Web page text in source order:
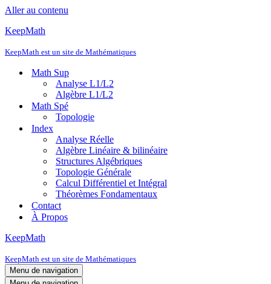
Aller au contenu
KeepMath
KeepMath est un site de Mathématiques
Math Sup
Analyse L1/L2
Algèbre L1/L2
Math Spé
Topologie
Index
Analyse Réelle
Algèbre Linéaire & bilinéaire
Structures Algébriques
Topologie Générale
Calcul Différentiel et Intégral
Théorèmes Fondamentaux
Contact
À Propos
KeepMath
KeepMath est un site de Mathématiques
Menu de navigation